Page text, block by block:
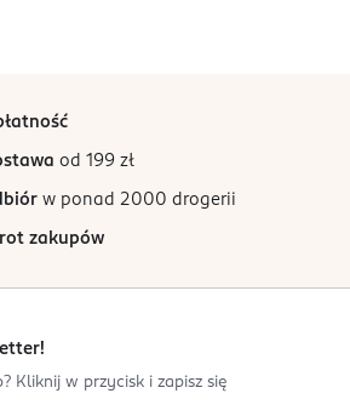
od 199 zł
w ponad 2000 drogerii
zakupów
Kliknij w przycisk i zapisz się